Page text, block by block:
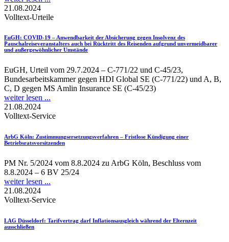
21.08.2024
Volltext-Urteile
EuGH: COVID-19 – Anwendbarkeit der Absicherung gegen Insolvenz des
Pauschalreiseveranstalters auch bei Rücktritt des Reisenden aufgrund unvermeidbarer
und außergewöhnlicher Umstände
EuGH, Urteil vom 29.7.2024 – C-771/22 und C-45/23,
Bundesarbeitskammer gegen HDI Global SE (C‑771/22) und A, B,
C, D gegen MS Amlin Insurance SE (C‑45/23)
weiter lesen ...
21.08.2024
Volltext-Service
ArbG Köln: Zustimmungsersetzungsverfahren – Fristlose Kündigung einer
Betriebsratsvorsitzenden
PM Nr. 5/2024 vom 8.8.2024 zu ArbG Köln, Beschluss vom
8.8.2024 – 6 BV 25/24
weiter lesen ...
21.08.2024
Volltext-Service
LAG Düsseldorf: Tarifvertrag darf Inflationsausgleich während der Elternzeit
ausschließen